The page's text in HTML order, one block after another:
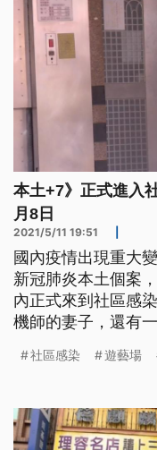
本土+7》正式進入
月8日
2021/5/11 19:51
國內疫情出現重大
新冠肺炎本土個案
內正式來到社區感
機師的妻子，還有
診。指揮官陳時中
環境噴消，因為國
跡遍及新北市的新
社區感染 遊藝場